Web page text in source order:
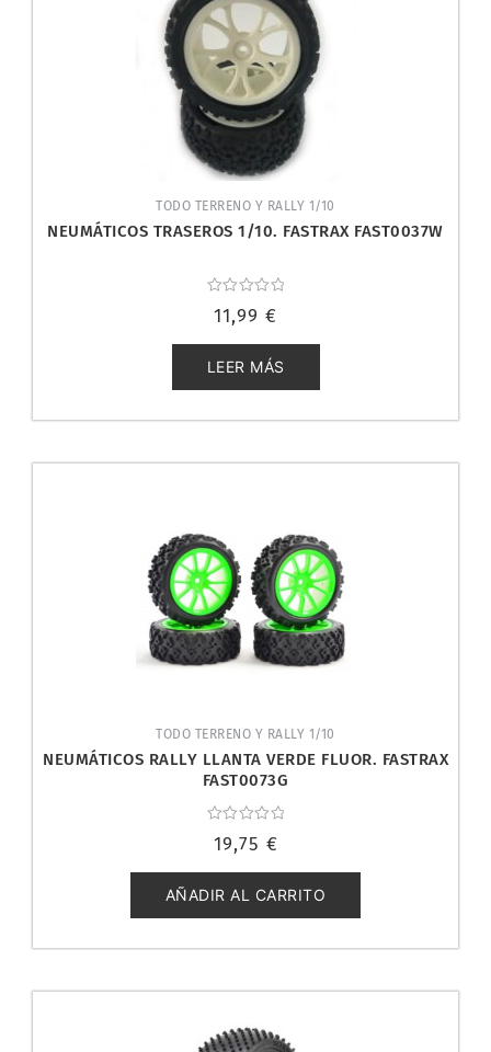
TODO TERRENO Y RALLY 1/10
NEUMÁTICOS TRASEROS 1/10. FASTRAX FAST0037W
con
de
5
11,99 €
LEER MÁS
TODO TERRENO Y RALLY 1/10
NEUMÁTICOS RALLY LLANTA VERDE FLUOR. FASTRAX
FAST0073G
con
de
5
19,75 €
AÑADIR AL CARRITO